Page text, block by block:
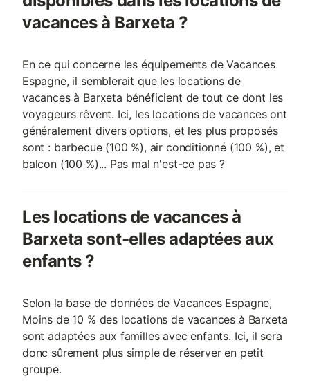
vacances à Barxeta ?
En ce qui concerne les équipements de Vacances
Espagne, il semblerait que les locations de
vacances à Barxeta bénéficient de tout ce dont les
voyageurs rêvent. Ici, les locations de vacances ont
généralement divers options, et les plus proposés
sont : barbecue (100 %), air conditionné (100 %), et
balcon (100 %)... Pas mal n'est-ce pas ?
Les locations de vacances à
Barxeta sont-elles adaptées aux
enfants ?
Selon la base de données de Vacances Espagne,
Moins de 10 % des locations de vacances à Barxeta
sont adaptées aux familles avec enfants. Ici, il sera
donc sûrement plus simple de réserver en petit
groupe.